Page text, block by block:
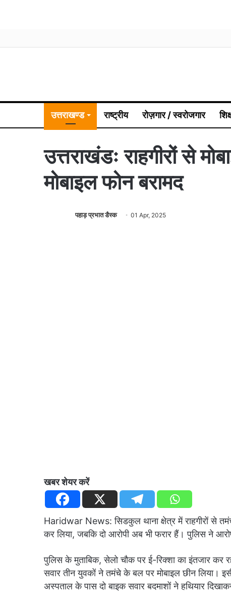
उत्तराखण्ड राष्ट्रीय रोज़गार / स्वरोजगार
उत्तराखंडः राहगीरों से
मोबाइल फोन बरामद
पहाड़ प्रभात डैस्क 01 Apr, 2025
खबर शेयर करें
Haridwar News: सिडकुल थाना क्षेत्र में राहगीरों से
कर लिया, जबकि दो आरोपी अब भी फरार हैं। पुलिस ने
पुलिस के मुताबिक, सेलो चौक पर ई-रिक्शा का इंतजार कर
सवार तीन युवकों ने तमंचे के बल पर मोबाइल छीन लिया।
अस्पताल के पास दो बाइक सवार बदमाशों ने हथियार